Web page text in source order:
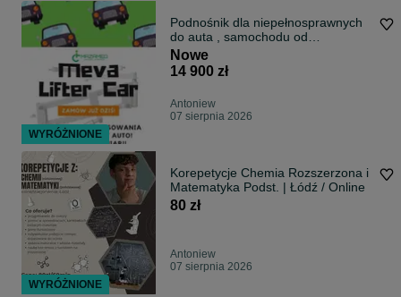
Podnośnik dla niepełnosprawnych
do auta , samochodu od
MAZAMED
Nowe
14 900 zł
Antoniew
07 sierpnia 2026
Korepetycje Chemia Rozszerzona i
Matematyka Podst. | Łódź / Online
80 zł
Antoniew
07 sierpnia 2026
WYRÓŻNIONE
WYRÓŻNIONE